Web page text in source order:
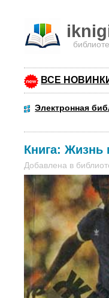
ВСЕ
Электронная
Книга:Жизнь
Добавлена в